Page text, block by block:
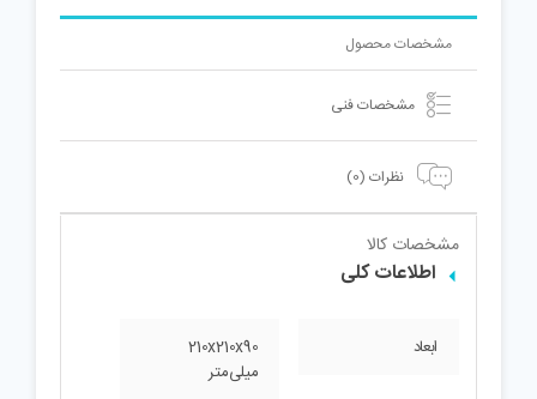
مشخصات محصول
مشخصات فنی
نظرات (0)
مشخصات کالا
اطلاعات کلی
ابعاد
210x210x90
میلی‌متر